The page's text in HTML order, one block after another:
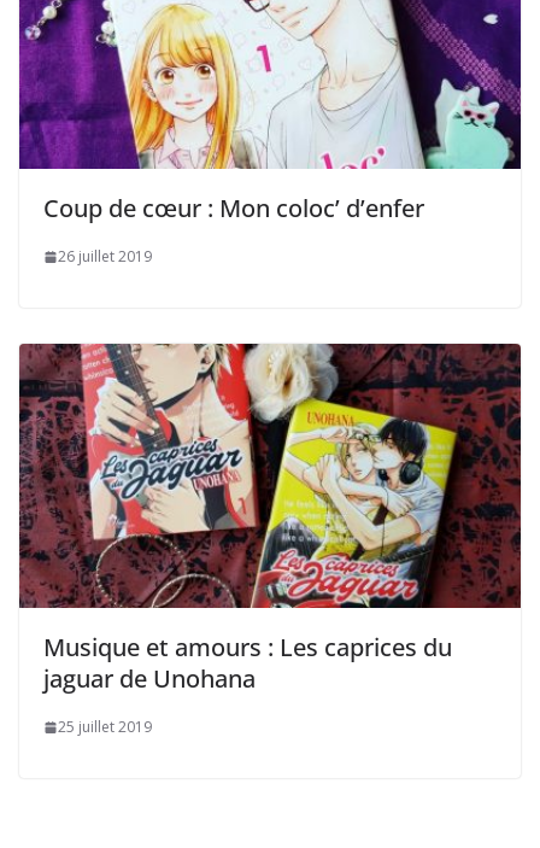
Coup de cœur : Mon coloc’ d’enfer
26 juillet 2019
Musique et amours : Les caprices du
jaguar de Unohana
25 juillet 2019